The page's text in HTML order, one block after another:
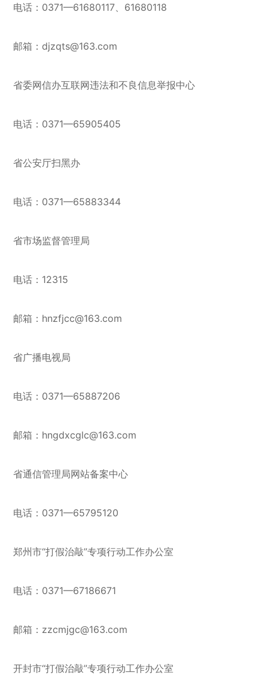
电话：0371—61680117、61680118
邮箱：djzqts@163.com
省委网信办互联网违法和不良信息举报中心
电话：0371—65905405
省公安厅扫黑办
电话：0371—65883344
省市场监督管理局
电话：12315
邮箱：hnzfjcc@163.com
省广播电视局
电话：0371—65887206
邮箱：hngdxcglc@163.com
省通信管理局网站备案中心
电话：0371—65795120
郑州市“打假治敲”专项行动工作办公室
电话：0371—67186671
邮箱：zzcmjgc@163.com
开封市“打假治敲”专项行动工作办公室